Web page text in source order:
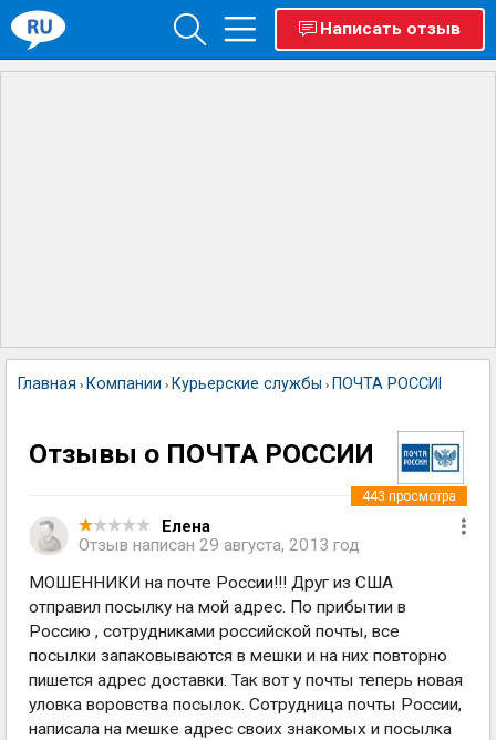
Написать отзыв
Главная › Компании › Курьерские службы › ПОЧТА РОССИИ
Отзывы о ПОЧТА РОССИИ
Елена
Отзыв написан 29 августа, 2013 год
443 просмотра
МОШЕННИКИ на почте России!!! Друг из США
отправил посылку на мой адрес. По прибытии в
Россию , сотрудниками российской почты, все
посылки запаковываются в мешки и на них повторно
пишется адрес доставки. Так вот у почты теперь новая
уловка воровства посылок. Сотрудница почты России,
написала на мешке адрес своих знакомых и посылка